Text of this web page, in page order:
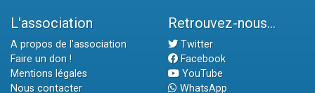
L'association
A propos de l'association
Faire un don !
Mentions légales
Nous contacter
Retrouvez-nous...
Twitter
Facebook
YouTube
WhatsApp